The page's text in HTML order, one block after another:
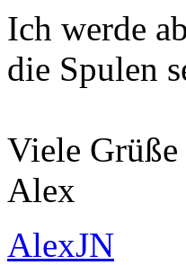
Ich werde
die Spulen
Viele Grüße
Alex
AlexJN